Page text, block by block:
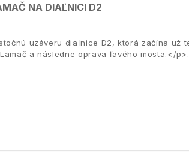
NA DIAĽNICI D2
uzáveru diaľnice D2, ktorá začína už
a následne oprava ľavého mosta.</p>